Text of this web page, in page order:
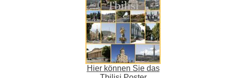
Hier können Sie das